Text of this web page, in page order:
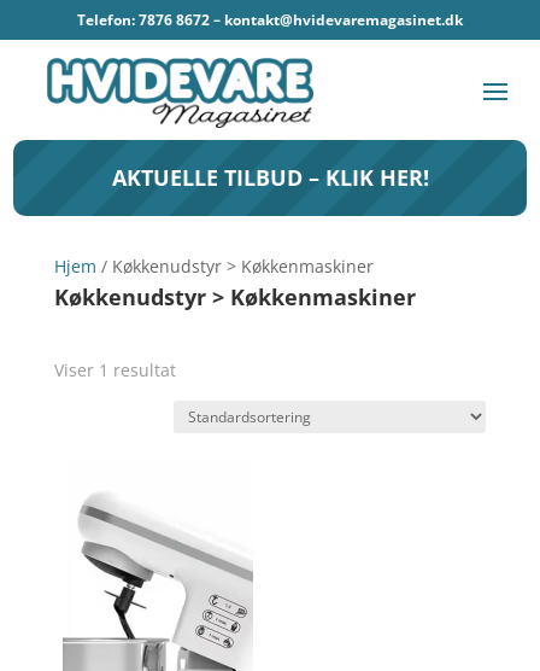
Telefon: 7876 8672 – kontakt@hvidevaremagasinet.dk
AKTUELLE TILBUD – KLIK HER!
Hjem / Køkkenudstyr > Køkkenmaskiner
Køkkenudstyr > Køkkenmaskiner
Viser 1 resultat